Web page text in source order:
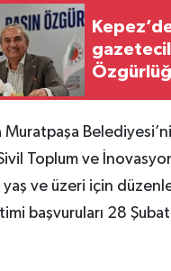
Muratpaşa
Toplum ve
yaş ve üzeri için
başvuruları 28